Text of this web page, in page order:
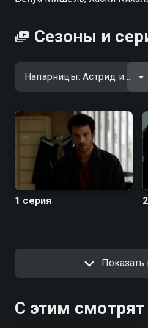
Сезоны и
1 серия
Показать
С этим смотрят